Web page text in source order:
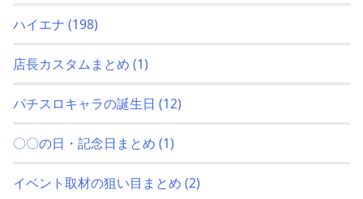
ハイエナ (198)
店長カスタムまとめ (1)
パチスロキャラの誕生日 (12)
〇〇の日・記念日まとめ (1)
イベント取材の狙い目まとめ (2)